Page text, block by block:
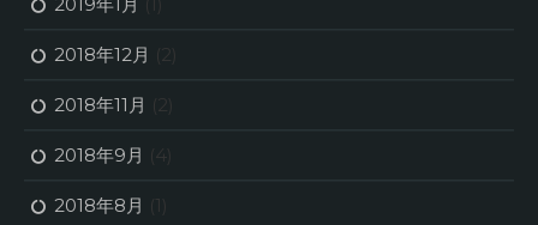
2018年12月 (2)
2018年11月 (2)
2018年9月 (4)
2018年8月 (1)